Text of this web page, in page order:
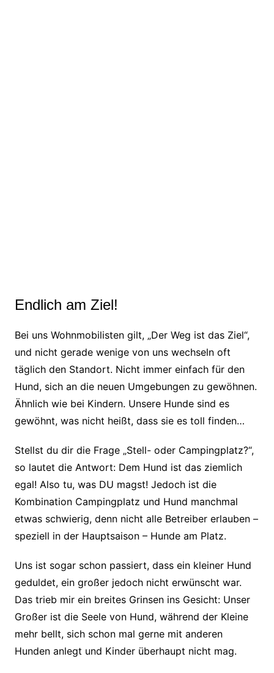
Endlich am Ziel!
Bei uns Wohnmobilisten gilt, „Der Weg ist das Ziel“,
und nicht gerade wenige von uns wechseln oft
täglich den Standort. Nicht immer einfach für den
Hund, sich an die neuen Umgebungen zu gewöhnen.
Ähnlich wie bei Kindern. Unsere Hunde sind es
gewöhnt, was nicht heißt, dass sie es toll finden…
Stellst du dir die Frage „Stell- oder Campingplatz?“,
so lautet die Antwort: Dem Hund ist das ziemlich
egal! Also tu, was DU magst! Jedoch ist die
Kombination Campingplatz und Hund manchmal
etwas schwierig, denn nicht alle Betreiber erlauben –
speziell in der Hauptsaison – Hunde am Platz.
Uns ist sogar schon passiert, dass ein kleiner Hund
geduldet, ein großer jedoch nicht erwünscht war.
Das trieb mir ein breites Grinsen ins Gesicht: Unser
Großer ist die Seele von Hund, während der Kleine
mehr bellt, sich schon mal gerne mit anderen
Hunden anlegt und Kinder überhaupt nicht mag.